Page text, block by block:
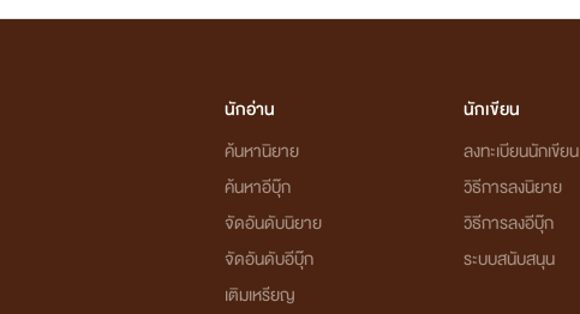
นักอ่าน
ค้นหานิยาย
ค้นหาอีบุ๊ก
จัดอันดับนิยาย
จัดอันดับอีบุ๊ก
เติมเหรียญ
นักเขียน
ลงทะเบียนนักเขียน
วิธีการลงนิยาย
วิธีการลงอีบุ๊ก
ระบบสนับสนุน